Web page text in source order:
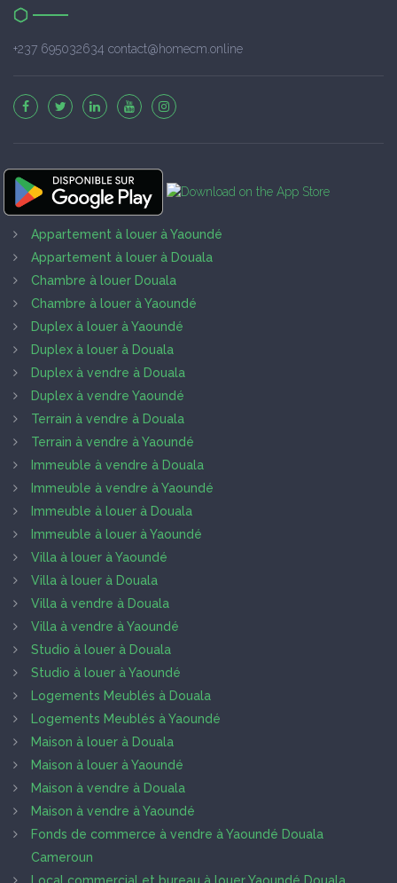
+237 695032634 contact@homecm.online
Appartement à louer à Yaoundé
Appartement à louer à Douala
Chambre à louer Douala
Chambre à louer à Yaoundé
Duplex à louer à Yaoundé
Duplex à louer à Douala
Duplex à vendre à Douala
Duplex à vendre Yaoundé
Terrain à vendre à Douala
Terrain à vendre à Yaoundé
Immeuble à vendre à Douala
Immeuble à vendre à Yaoundé
Immeuble à louer à Douala
Immeuble à louer à Yaoundé
Villa à louer à Yaoundé
Villa à louer à Douala
Villa à vendre à Douala
Villa à vendre à Yaoundé
Studio à louer à Douala
Studio à louer à Yaoundé
Logements Meublés à Douala
Logements Meublés à Yaoundé
Maison à louer à Douala
Maison à louer à Yaoundé
Maison à vendre à Douala
Maison à vendre à Yaoundé
Fonds de commerce à vendre à Yaoundé Douala
Cameroun